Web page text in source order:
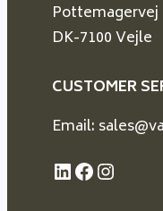
Pottemagervej
DK-7100 Vejle
CUSTOMER
Email:
LinkedIn
Facebook